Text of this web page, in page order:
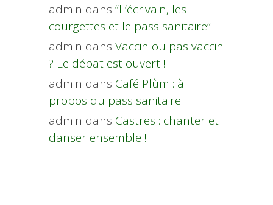
admin dans “L’écrivain, les
courgettes et le pass sanitaire”
admin dans Vaccin ou pas vaccin
? Le débat est ouvert !
admin dans Café Plùm : à
propos du pass sanitaire
admin dans Castres : chanter et
danser ensemble !